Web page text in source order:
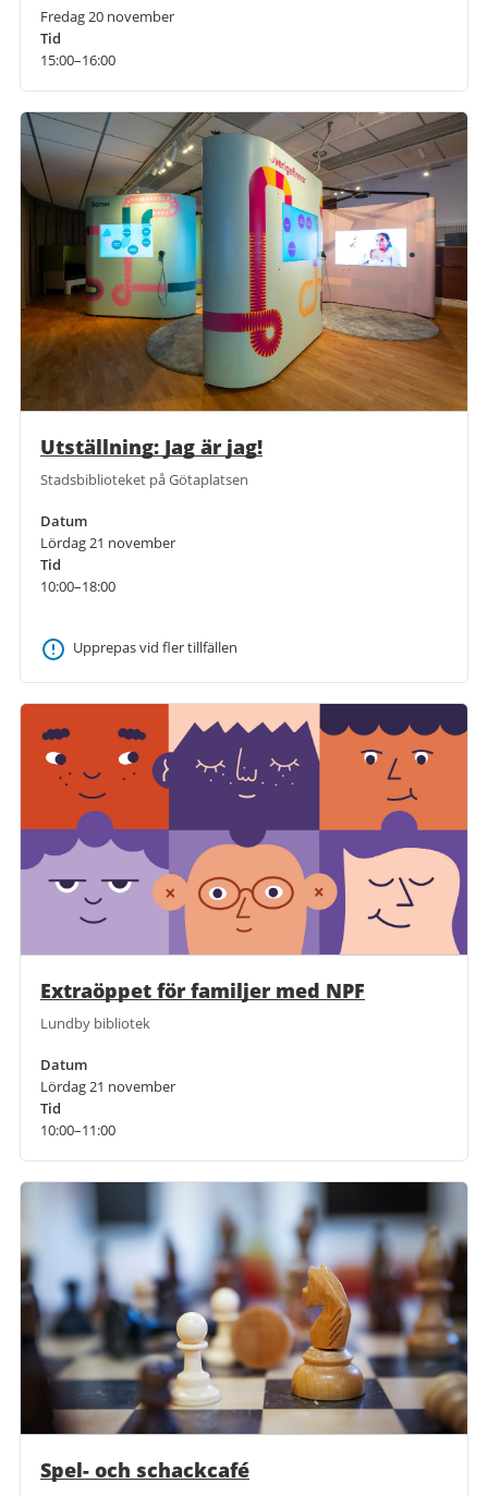
Fredag 20 november
Tid
15:00–16:00
Utställning: Jag är jag!
Stadsbiblioteket på Götaplatsen
Datum
Lördag 21 november
Tid
10:00–18:00
Upprepas vid fler tillfällen
Extraöppet för familjer med NPF
Lundby bibliotek
Datum
Lördag 21 november
Tid
10:00–11:00
Spel- och schackcafé